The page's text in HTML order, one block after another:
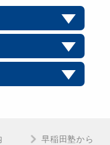
早稲田塾から